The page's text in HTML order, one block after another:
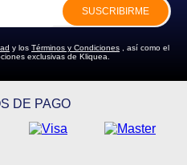
SUSCRIBIRME
y los Términos y Condiciones , así como el
exclusivas de Kliquea.
DE PAGO